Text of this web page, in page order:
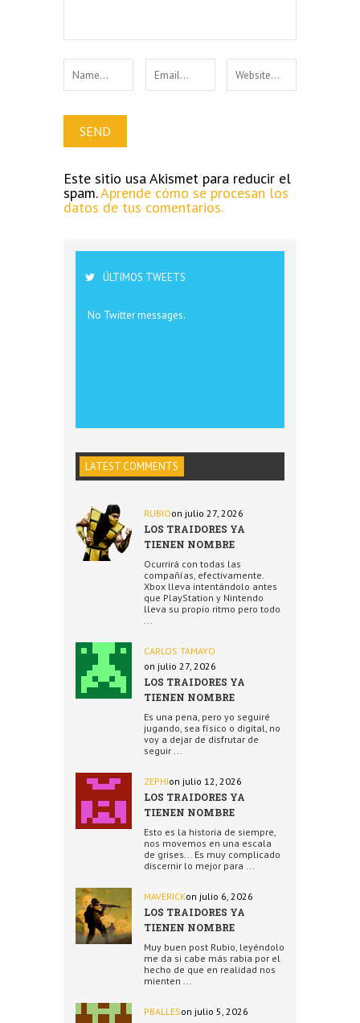
Este sitio usa Akismet para reducir el
spam.Aprende cómo se procesan los
datos de tus comentarios.
ÚLTIMOS TWEETS
No Twitter messages.
LATEST COMMENTS
RUBIOon julio 27, 2026
LOS TRAIDORES YA
TIENEN NOMBRE
Ocurrirá con todas las
compañías, efectivamente.
Xbox lleva intentándolo antes
que PlayStation y Nintendo
lleva su propio ritmo pero todo
CARLOS TAMAYO
on julio 27, 2026
LOS TRAIDORES YA
TIENEN NOMBRE
Es una pena, pero yo seguiré
jugando, sea físico o digital, no
voy a dejar de disfrutar de
seguir ...
ZEPHIon julio 12, 2026
LOS TRAIDORES YA
TIENEN NOMBRE
Esto es la historia de siempre,
nos movemos en una escala
de grises... Es muy complicado
discernir lo mejor para ...
MAVERICKon julio 6, 2026
LOS TRAIDORES YA
TIENEN NOMBRE
Muy buen post Rubio, leyéndolo
me da si cabe más rabia por el
hecho de que en realidad nos
mienten ...
PBALLESon julio 5, 2026